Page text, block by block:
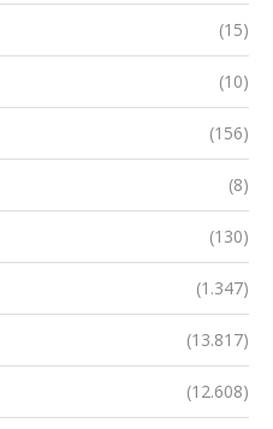
(15)
(10)
(156)
(8)
(130)
(1.347)
(13.817)
(12.608)